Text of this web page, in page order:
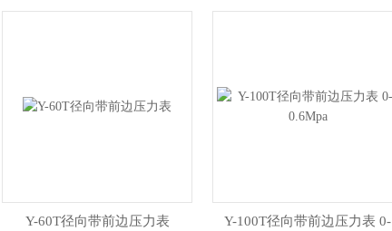
Y-60T径向带前边压力表
Y-100T径向带前边压力表 0-